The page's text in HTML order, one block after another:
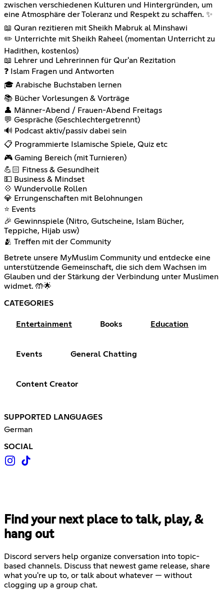
zwischen verschiedenen Kulturen und Hintergründen, um
eine Atmosphäre der Toleranz und Respekt zu schaffen. ✨
📖 Quran rezitieren mit Sheikh Mabruk al Minshawi
✏️ Unterrichte mit Sheikh Raheel (momentan Unterricht zu
Hadithen, kostenlos)
📖 Lehrer und Lehrerinnen für Qur'an Rezitation
❓ Islam Fragen und Antworten
🎓 Arabische Buchstaben lernen
📚 Bücher Vorlesungen & Vorträge
👤 Männer-Abend / Frauen-Abend Freitags
💬 Gespräche (Geschlechtergetrennt)
🔊 Podcast aktiv/passiv dabei sein
📋 Programmierte Islamische Spiele, Quiz etc
🎮 Gaming Bereich (mit Turnieren)
💪🏻 Fitness & Gesundheit
💵 Business & Mindset
💠 Wundervolle Rollen
💎 Errungenschaften mit Belohnungen
⭐ Events
🎉 Gewinnspiele (Nitro, Gutscheine, Islam Bücher,
Teppiche, Hijab usw)
🫂 Treffen mit der Community
Betrete unsere MyMuslim Community und entdecke eine
unterstützende Gemeinschaft, die sich dem Wachsen im
Glauben und der Stärkung der Verbindung unter Muslimen
widmet. 🤲🌟
CATEGORIES
Entertainment Books Education
Events General Chatting
Content Creator
SUPPORTED LANGUAGES
German
SOCIAL
Find your next place to talk, play, &
hang out
Discord servers help organize conversation into topic-
based channels. Discuss that newest game release, share
what you're up to, or talk about whatever — without
clogging up a group chat.